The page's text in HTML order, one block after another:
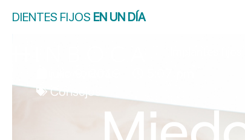
DIENTES FIJOS EN UN DÍA
Consejos